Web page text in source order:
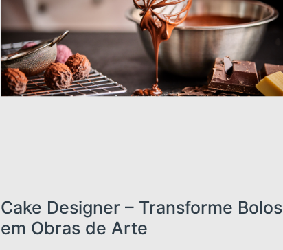
Cake Designer – Transforme Bolos
em Obras de Arte